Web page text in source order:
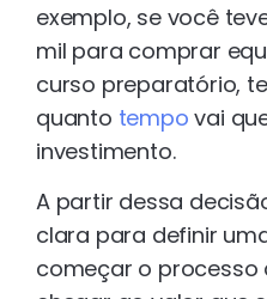
exemplo, se você
mil para comprar
curso preparatório,
quanto tempo vai
investimento.
A partir dessa
clara para definir
começar o processo